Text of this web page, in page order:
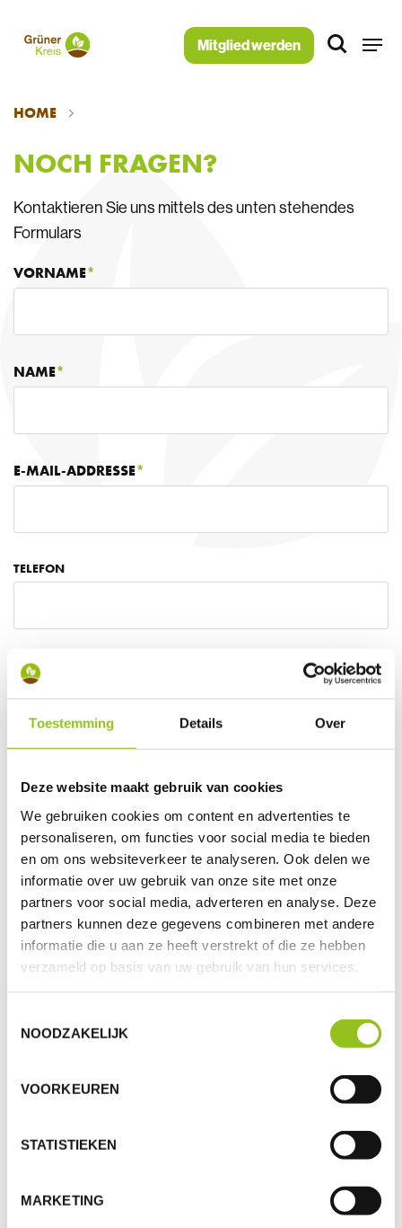
Toestemming Details Over
Deze website maakt gebruik van cookies
We gebruiken cookies om content en advertenties te
personaliseren, om functies voor social media te bieden
en om ons websiteverkeer te analyseren. Ook delen we
informatie over uw gebruik van onze site met onze
partners voor social media, adverteren en analyse. Deze
partners kunnen deze gegevens combineren met andere
informatie die u aan ze heeft verstrekt of die ze hebben
verzameld op basis van uw gebruik van hun services.
NOODZAKELIJK
VOORKEUREN
STATISTIEKEN
MARKETING
Mitglied werden
HOME
NOCH FRAGEN?
NOCH FRAGEN?
Kontaktieren Sie uns mittels des unten stehendes
Formulars
VORNAME
NAME
E-MAIL-ADDRESSE
TELEFON
IHRE FRAGE ODER ANMERKUNG
AUCH INTERESSANT?
WER IST WER?